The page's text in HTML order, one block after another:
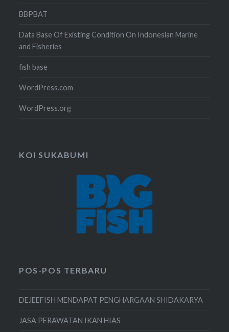
BBPBAT
Data Base Of Existing Condition On Indonesian Marine
and Fisheries
fish base
WordPress.com
WordPress.org
KOI SUKABUMI
POS-POS TERBARU
DEJEEFISH MENDAPAT PENGHARGAAN SHIDAKARYA
JASA PERAWATAN IKAN HIAS